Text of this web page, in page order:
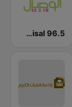
Al Wisal 96.5 (الوصال)